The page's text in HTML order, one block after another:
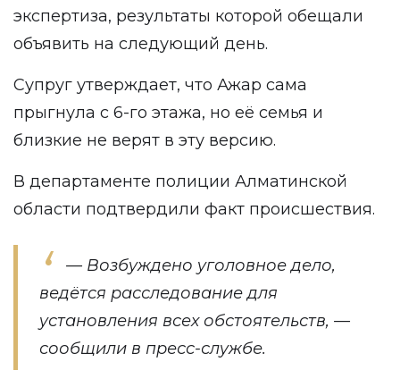
экспертиза, результаты которой обещали
объявить на следующий день.
Супруг утверждает, что Ажар сама
прыгнула с 6-го этажа, но её семья и
близкие не верят в эту версию.
В департаменте полиции Алматинской
области подтвердили факт происшествия.
— Возбуждено уголовное дело,
ведётся расследование для
установления всех обстоятельств, —
сообщили в пресс-службе.